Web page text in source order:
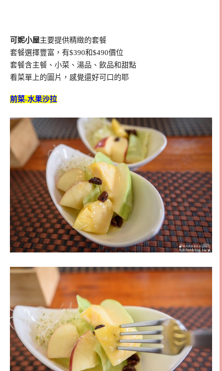
可妮小屋主要提供精緻的套餐
套餐選擇豐富，有$390和$490價位
套餐含主餐、小菜、湯品、飲品和甜點
看菜單上的圖片，感覺還好可口的耶
前菜-水果沙拉